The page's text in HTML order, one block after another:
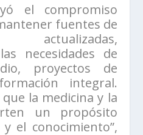
el compromiso
fuentes de
actualizadas,
necesidades de
proyectos de
integral.
la medicina y la
un propósito
el conocimiento”,